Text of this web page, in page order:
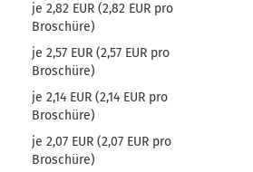
je 2,82 EUR (2,82 EUR pro
Broschüre)
je 2,57 EUR (2,57 EUR pro
Broschüre)
je 2,14 EUR (2,14 EUR pro
Broschüre)
je 2,07 EUR (2,07 EUR pro
Broschüre)